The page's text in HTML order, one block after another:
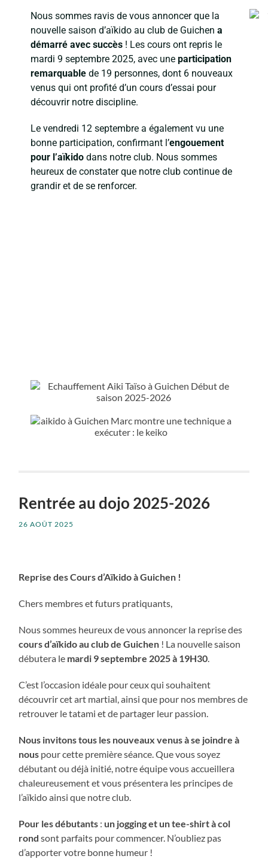
Nous sommes ravis de vous annoncer que la
nouvelle saison d’aïkido au club de Guichena
démarré avec succès ! Les cours ont repris le
mardi 9 septembre 2025, avec uneparticipation
remarquable de 19 personnes, dont 6 nouveaux
venus qui ont profité d’un cours d’essai pour
découvrir notre discipline.
Le vendredi 12 septembre a également vu une
bonne participation, confirmant l’engouement
pour l’aïkido dans notre club. Nous sommes
heureux de constater que notre club continue de
grandir et de se renforcer.
Rentrée au dojo 2025-2026
26 AOÛT 2025
Reprise des Cours d’Aïkido à Guichen !
Chers membres et futurs pratiquants,
Nous sommes heureux de vous annoncer la reprise des
cours d’aïkido au club de Guichen ! La nouvelle saison
débutera le mardi 9 septembre 2025 à 19H30.
C’est l’occasion idéale pour ceux qui souhaitent
découvrir cet art martial, ainsi que pour nos membres de
retrouver le tatami et de partager leur passion.
Nous invitons tous les nouveaux venus à se joindre à
nous pour cette première séance. Que vous soyez
débutant ou déjà initié, notre équipe vous accueillera
chaleureusement et vous présentera les principes de
l’aïkido ainsi que notre club.
Pour les débutants : un jogging et un tee-shirt à col
rond sont parfaits pour commencer. N’oubliez pas
d’apporter votre bonne humeur !